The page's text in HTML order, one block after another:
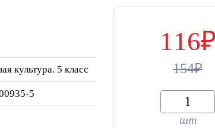
культура. 5 класс
5
116
154
шт